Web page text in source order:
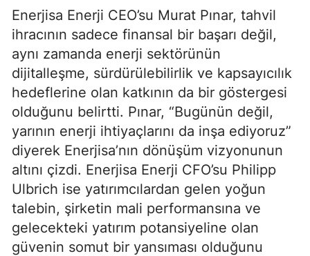
Enerjisa Enerji CEO’su Murat Pınar, tahvil
ihracının sadece finansal bir başarı değil,
aynı zamanda enerji sektörünün
dijitalleşme, sürdürülebilirlik ve kapsayıcılık
hedeflerine olan katkının da bir göstergesi
olduğunu belirtti. Pınar, “Bugünün değil,
yarının enerji ihtiyaçlarını da inşa ediyoruz”
diyerek Enerjisa’nın dönüşüm vizyonunun
altını çizdi. Enerjisa Enerji CFO’su Philipp
Ulbrich ise yatırımcılardan gelen yoğun
talebin, şirketin mali performansına ve
gelecekteki yatırım potansiyeline olan
güvenin somut bir yansıması olduğunu